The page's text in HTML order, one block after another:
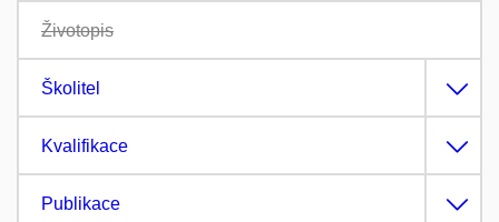
Životopis
Školitel
Kvalifikace
Publikace